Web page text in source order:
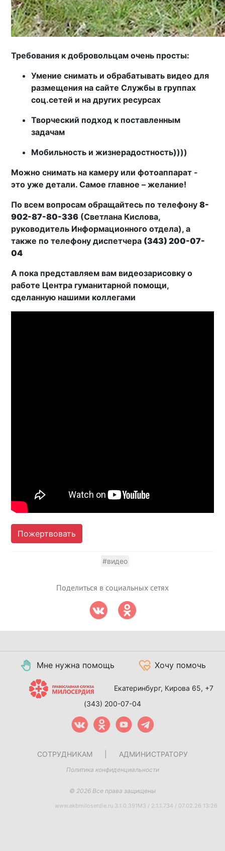
Требования к добровольцам очень просты:
Умение снимать и обрабатывать видео для
размещения на сайте Службы в группах
соц.сетей и на других ресурсах
Творческий подход к поставленным
задачам
Мобильность и жизнерадостность))))
Можно снимать на камеру или фотоаппарат -
это уже детали. Самое главное – желание!
По всем вопросам обращайтесь по телефону8-
902-87-80-336 (Светлана Кислова,
руководитель Информационного отдела), а
также по телефону диспетчера (343) 200-07-
04
А пока представляем вам видеозарисовку о
работе Центра гуманитарной помощи,
сделанную нашими коллегами
Пожертвовать
#видео
Поделиться в социальных сетях
Мне нужна помощь Хочу помочь
Екатеринбург, Кирова 65, +7
(343) 200-07-04
СОТРУДНИКАМ АДМИНИСТРАТОРУ
Политика конфиденциальности
© 2026 Все права защищены
www.ekbmiloserdie.ru 3.1.0.391M3 / 2.1.1.734 / 07.02.26 13:26